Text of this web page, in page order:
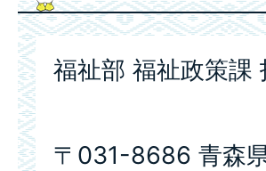
福祉部 福祉政策課
〒031-8686 青森